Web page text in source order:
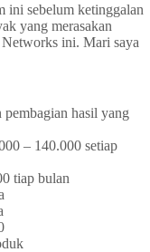
ini sebelum ketinggalan
yang merasakan
ini. Mari saya
hasil yang
– 140.000 setiap
tiap bulan